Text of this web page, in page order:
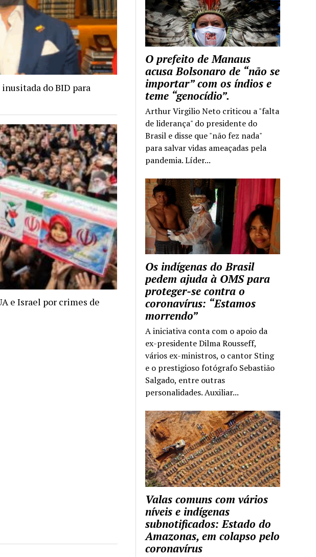
do BID para
e Israel por crimes de
O prefeito de Manaus
acusa Bolsonaro de “não se
importar” com os índios e
teme “genocídio”.
Arthur Virgilio Neto criticou a "falta
de liderança" do presidente do
Brasil e disse que "não fez nada"
para salvar vidas ameaçadas pela
pandemia. Líder...
Os indígenas do Brasil
pedem ajuda à OMS para
proteger-se contra o
coronavírus: “Estamos
morrendo”
A iniciativa conta com o apoio da
ex-presidente Dilma Rousseff,
vários ex-ministros, o cantor Sting
e o prestigioso fotógrafo Sebastião
Salgado, entre outras
personalidades. Auxiliar...
Valas comuns com vários
níveis e indígenas
subnotificados: Estado do
Amazonas, em colapso pelo
coronavírus